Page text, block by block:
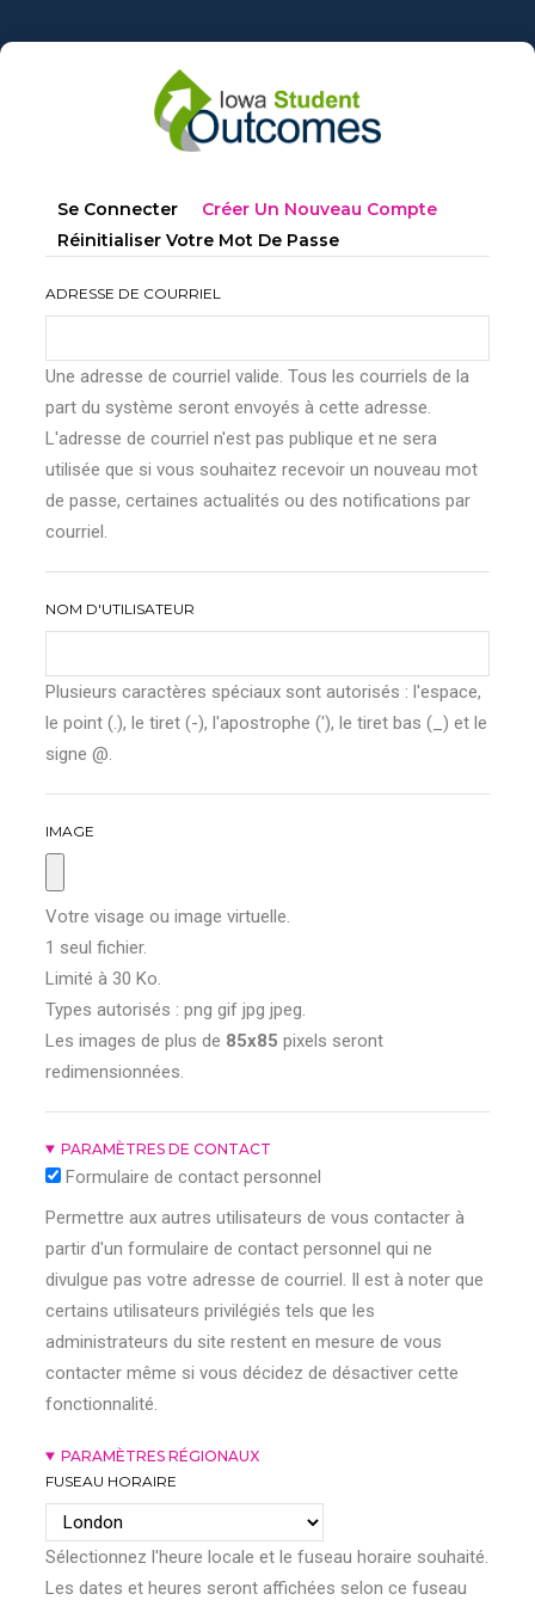
au
Onglets
principaux
Se Connecter Créer Un Nouveau Compte
Réinitialiser Votre Mot De Passe
ADRESSE DE COURRIEL
Une adresse de courriel valide. Tous les courriels de la
part du système seront envoyés à cette adresse.
L'adresse de courriel n'est pas publique et ne sera
utilisée que si vous souhaitez recevoir un nouveau mot
de passe, certaines actualités ou des notifications par
courriel.
NOM D'UTILISATEUR
Plusieurs caractères spéciaux sont autorisés : l'espace,
le point (.), le tiret (-), l'apostrophe ('), le tiret bas (_) et le
signe @.
IMAGE
Votre visage ou image virtuelle.
1 seul fichier.
Limité à 30 Ko.
Types autorisés : png gif jpg jpeg.
Les images de plus de 85x85 pixels seront
redimensionnées.
PARAMÈTRES DE CONTACT
Formulaire de contact personnel
Permettre aux autres utilisateurs de vous contacter à
partir d'un formulaire de contact personnel qui ne
divulgue pas votre adresse de courriel. Il est à noter que
certains utilisateurs privilégiés tels que les
administrateurs du site restent en mesure de vous
contacter même si vous décidez de désactiver cette
fonctionnalité.
PARAMÈTRES RÉGIONAUX
FUSEAU HORAIRE
Sélectionnez l'heure locale et le fuseau horaire souhaité.
Les dates et heures seront affichées selon ce fuseau